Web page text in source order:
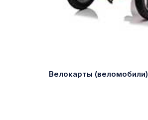
Велокарты (веломобили)